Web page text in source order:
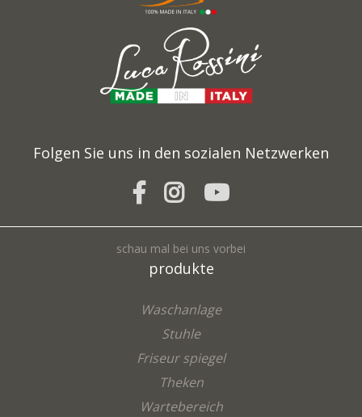
Folgen Sie uns in den sozialen Netzwerken
schau mal bei uns vorbei
produkte
Waschanlage
Stuhle
Friseur spiegel
Theken
Wartebereich